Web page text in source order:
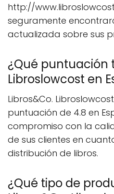
http://
seguramente
actualizada sobre sus
¿Qué puntuación
Libroslowcost en
Libros&Co.
puntuación de 4.8 en
compromiso con la
de sus clientes en
distribución de libros.
¿Qué tipo de